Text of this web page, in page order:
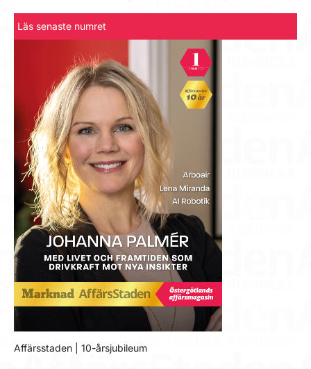
Läs senaste numret
Affärsstaden | 10-årsjubileum